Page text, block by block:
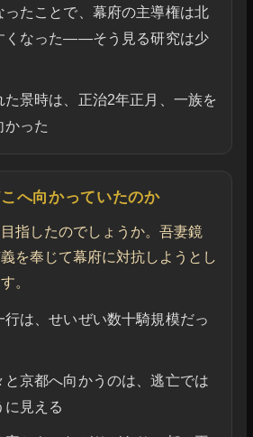
ったことで、幕府の主導権は北
くなった――そう見る研究は少
た景時は、正治2年正月、一族を
かった
へ向かっていたのか
指したのでしょうか。吾妻鏡
を奉じて幕府に対抗しようとし
。
行は、せいぜい数十騎規模だっ
と京都へ向かうのは、逃亡では
に見える